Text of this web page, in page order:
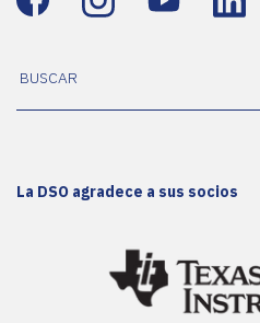
La DSO agradece a sus socios